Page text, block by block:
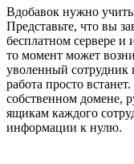
Вдобавок нужно
Представьте, что вы
бесплатном сервере и
то момент может
уволенный сотрудник
работа просто
собственном домене,
ящикам каждого
информации к нулю.